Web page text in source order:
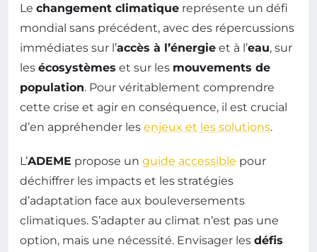
Le changement climatique représente un défi
mondial sans précédent, avec des répercussions
immédiates sur l’accès à l’énergie et à l’eau, sur
les écosystèmes et sur les mouvements de
population. Pour véritablement comprendre
cette crise et agir en conséquence, il est crucial
d’en appréhender les enjeux et les solutions.
L’ADEME propose un guide accessible pour
déchiffrer les impacts et les stratégies
d’adaptation face aux bouleversements
climatiques. S’adapter au climat n’est pas une
option, mais une nécessité. Envisager les défis